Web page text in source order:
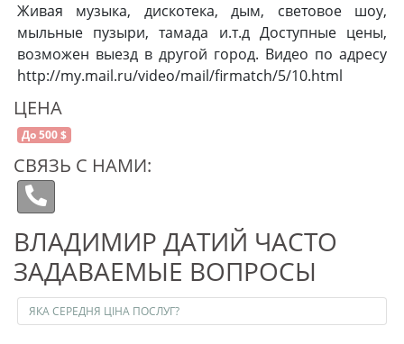
Живая музыка, дискотека, дым, световое шоу,
мыльные пузыри, тамада и.т.д Доступные цены,
возможен выезд в другой город. Видео по адресу
http://my.mail.ru/video/mail/firmatch/5/10.html
ЦЕНА
До 500 $
СВЯЗЬ С НАМИ:
ВЛАДИМИР ДАТИЙ ЧАСТО
ЗАДАВАЕМЫЕ ВОПРОСЫ
ЯКА СЕРЕДНЯ ЦІНА ПОСЛУГ?